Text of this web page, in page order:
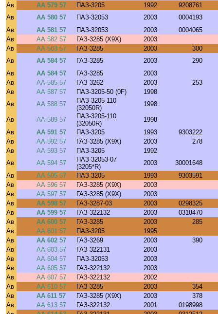
Ав
АА 579 57 ПАЗ-3205 1992
9208761
Ав
АА 580 57 ПАЗ-32053 2003
0004193
Ав
АА 581 57 ПАЗ-32053 2003
0004065
Ав
АА 582 57 ГАЗ-3285 (X9X)
2003
Ав
АА 583 57 ГАЗ-3285 2003
300
Ав
АА 584 57 ГАЗ-3285 2003
290
Ав
АА 584 57 ГАЗ-3285
2003
Ав
АА 585 57 ГАЗ-3262 2003
253
Ав
АА 587 57 ПАЗ-3205-50 (0F)
1998
Ав
АА 588 57
ПАЗ-3205-110
(32050R)
1998
Ав АА 589 57
ПАЗ-3205-110
(32050R)
1998
Ав
АА 591 57 ПАЗ-3205 1993
9303222
Ав
АА 592 57 ГАЗ-3285 (X9X) 2003
278
Ав
АА 593 57 ПАЗ-3205
1992
Ав
АА 594 57
ПАЗ-32053-07
(3205*R)
2003
30001648
Ав
АА 595 57 ПАЗ-3205 1993
9303591
Ав
АА 596 57 ГАЗ-3285 (X9X)
2003
Ав
АА 597 57 ГАЗ-3285 (X9X)
2003
Ав
АА 598 57 ГАЗ-3287-03 2003
0298325
Ав
АА 599 57 ГАЗ-322132 2003
0318470
Ав
АА 600 57 ГАЗ-3285 2003
285
Ав
АА 601 57 ПАЗ-3205
1995
Ав
АА 602 57 ГАЗ-3269 2003
390
Ав
АА 603 57 ГАЗ-322131
2003
Ав
АА 604 57 ПАЗ-32053
2003
Ав
АА 605 57 ГАЗ-322132
2003
Ав
АА 607 57 ГАЗ-322132
2002
Ав
АА 610 57 ГАЗ-3285 2003
354
Ав
АА 611 57 ГАЗ-3285 (X9X) 2003
378
Ав
АА 613 57 ГАЗ-322132 2001
0198998